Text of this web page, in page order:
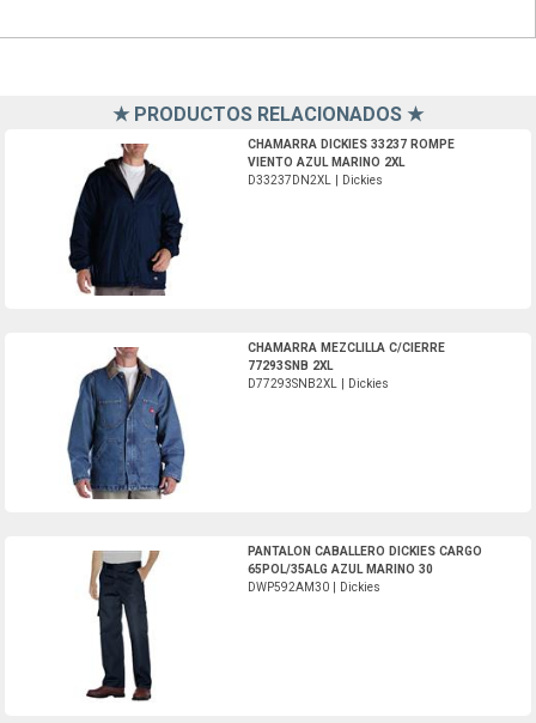
★ PRODUCTOS RELACIONADOS ★
CHAMARRA DICKIES 33237 ROMPE
VIENTO AZUL MARINO 2XL
D33237DN2XL | Dickies
CHAMARRA MEZCLILLA C/CIERRE
77293SNB 2XL
D77293SNB2XL | Dickies
PANTALON CABALLERO DICKIES CARGO
65POL/35ALG AZUL MARINO 30
DWP592AM30 | Dickies